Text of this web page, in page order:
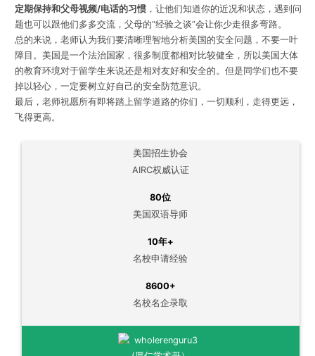
定期保持和父母视频/电话的习惯，让他们知道你的近况和状态，遇到问
题也可以跟他们多多交流，父母的“经验之谈”会让你少走很多弯路。
总的来说，老师认为我们要清晰理智地分析美国的安全问题，不要一叶
障目。美国是一个法治国家，很多制度都相对比较健全，所以美国大体
的教育环境对于留学生来说还是相对友好和安全的。但是同学们也不要
掉以轻心，一定要树立好自己的安全防范意识。
最后，老师祝愿所有即将踏上留学道路的你们，一切顺利，走得更远，
飞得更高。
美国招生协会
AIRC权威认证
80位
美国双语导师
10年+
名校申请经验
8600+
名校名企录取